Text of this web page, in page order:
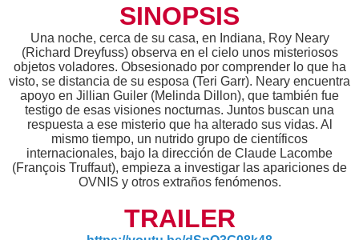
SINOPSIS
Una noche, cerca de su casa, en Indiana, Roy Neary
(Richard Dreyfuss) observa en el cielo unos misteriosos
objetos voladores. Obsesionado por comprender lo que ha
visto, se distancia de su esposa (Teri Garr). Neary encuentra
apoyo en Jillian Guiler (Melinda Dillon), que también fue
testigo de esas visiones nocturnas. Juntos buscan una
respuesta a ese misterio que ha alterado sus vidas. Al
mismo tiempo, un nutrido grupo de científicos
internacionales, bajo la dirección de Claude Lacombe
(François Truffaut), empieza a investigar las apariciones de
OVNIS y otros extraños fenómenos.
TRAILER